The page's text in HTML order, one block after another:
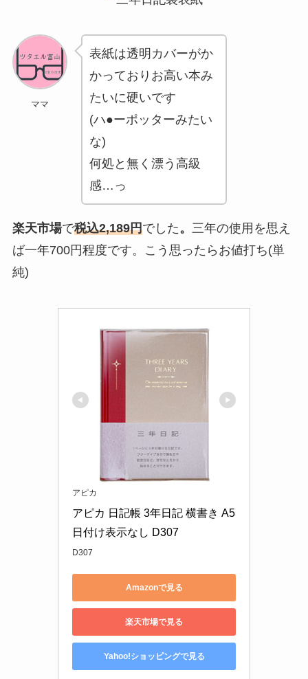
ママ
表紙は透明カバーがか
かっておりお高い本み
たいに硬いです
(ハ●ーポッターみたい
な)
何処と無く漂う高級
感…っ
楽天市場で税込2,189円でした。 三年の使用を思え
ば一年700円程度です。こう思ったらお値打ち(単
純)
アピカ
アピカ 日記帳 3年日記 横書き A5
日付け表示なし D307
D307
Amazonで見る
楽天市場で見る
Yahoo!ショッピングで見る